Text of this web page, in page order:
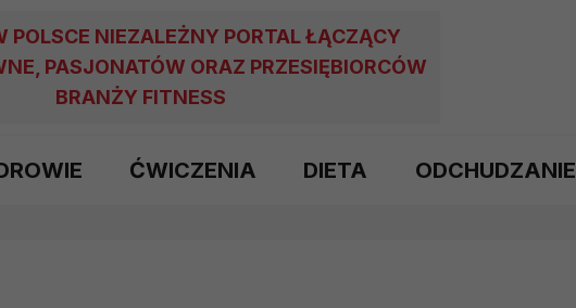
POLSCE NIEZALEŻNY PORTAL ŁĄCZĄCY
PASJONATÓW ORAZ PRZESIĘBIORCÓW
BRANŻY FITNESS
ĆWICZENIA DIETA ODCHUDZANIE